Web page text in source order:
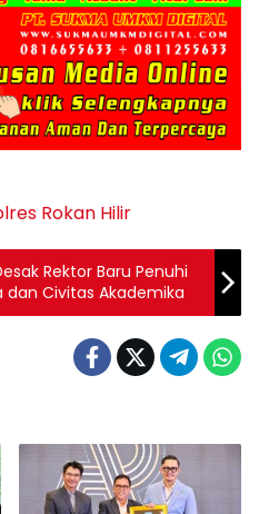
Rokan Hilir
Rektor Baru Penuhi
dan Civitas Akademika